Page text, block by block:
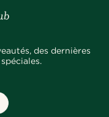
des dernières